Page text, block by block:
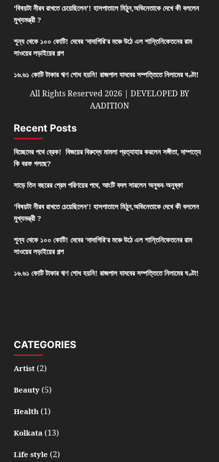
‘বিষয়টা নীরব রাখতে চেয়েছিলেন’! হাসপাতালে মিঠুন,অভিনেতাকে দেখে কী বললেন
মুখ্যমন্ত্রী ?
শূন্য থেকে ১০০ কোটি! দেবের ‘দাদাগিরি’র মঞ্চে উঠে এল শান্তিনিকেতনের রাম
সাওয়ের লড়াইয়ের গল্প
১৬.৬১ কোটি টাকার ঋণ শোধ হয়নি! রাজপাল যাদবের সম্পত্তিতে নিলামের ঘণ্টা!
All Rights Reserved 2026 | DEVELOPED BY
AADITION
Recent Posts
বিচ্ছেদের পথে ব্রেক! বিজয়ের বিরুদ্ধে মামলা প্রত্যাহার করলেন সঙ্গীতা, দাম্পত্যে
কি বরফ গলছে?
সাড়ে তিন বছরের প্রেম পরিণয়ের পথে, আংটি বদল সারলেন অনুভব-অনুষ্কা
‘বিষয়টা নীরব রাখতে চেয়েছিলেন’! হাসপাতালে মিঠুন,অভিনেতাকে দেখে কী বললেন
মুখ্যমন্ত্রী ?
শূন্য থেকে ১০০ কোটি! দেবের ‘দাদাগিরি’র মঞ্চে উঠে এল শান্তিনিকেতনের রাম
সাওয়ের লড়াইয়ের গল্প
১৬.৬১ কোটি টাকার ঋণ শোধ হয়নি! রাজপাল যাদবের সম্পত্তিতে নিলামের ঘণ্টা!
CATEGORIES
Artist(2)
Beauty(5)
Health(1)
Kolkata(13)
Life style (2)